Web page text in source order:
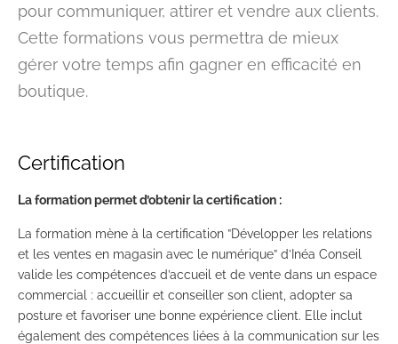
pour communiquer, attirer et vendre aux clients.
Cette formations vous permettra de mieux
gérer votre temps afin gagner en efficacité en
boutique.
Certification
La formation permet d’obtenir la certification :
La formation mène à la certification ”Développer les relations
et les ventes en magasin avec le numérique” d’Inéa Conseil
valide les compétences d’accueil et de vente dans un espace
commercial : accueillir et conseiller son client, adopter sa
posture et favoriser une bonne expérience client. Elle inclut
également des compétences liées à la communication sur les